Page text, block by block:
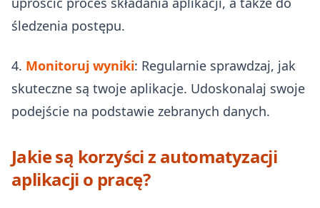
śledzenia postępu.
4. Monitoruj wyniki: Regularnie sprawdzaj, jak
skuteczne są twoje aplikacje. Udoskonalaj swoje
podejście na podstawie zebranych danych.
Jakie są korzyści z automatyzacji
aplikacji o pracę?